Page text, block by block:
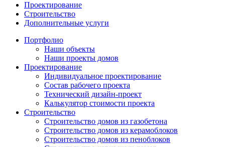
Проектирование
Строительство
Дополнительные услуги
Портфолио
Наши объекты
Наши проекты домов
Проектирование
Индивидуальное проектирование
Состав рабочего проекта
Технический дизайн-проект
Калькулятор стоимости проекта
Строительство
Строительство домов из газобетона
Строительство домов из керамоблоков
Строительство домов из пеноблоков